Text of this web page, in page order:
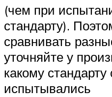
(чем при
стандарту).
сравнивать
уточняйте у
какому стандарту
испытывались